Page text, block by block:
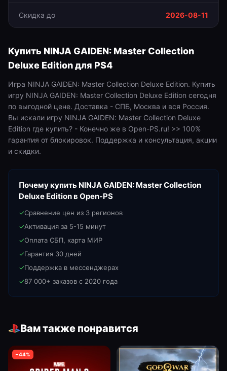
Скидка до 2026-08-11
Купить NINJA GAIDEN: Master Collection
Deluxe Editionдля PS4
Игра NINJA GAIDEN: Master Collection Deluxe Edition. Купить
игру NINJA GAIDEN: Master Collection Deluxe Edition сегодня
по выгодной цене. Доставка - СПБ, Москва и вся Россия.
Вы искали игру NINJA GAIDEN: Master Collection Deluxe
Edition где купить? - Конечно же в Open-PS.ru! >> 100%
гарантия от блокировок. Поддержка и консультация, акции
и скидки.
Почему купить NINJA GAIDEN: Master Collection
Deluxe Editionв Open-PS
✓Сравнение цен из 3 регионов
✓Активация за 5-15 минут
✓Оплата СБП, карта МИР
✓Гарантия 30 дней
✓Поддержка в мессенджерах
✓87 000+ заказов с 2020 года
Вам также понравится
−44%